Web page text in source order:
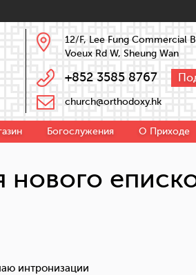
12/F, Lee Fung Commercial
Voeux Rd W, Sheung Wan
+852 3585 8767
church@orthodoxy.hk
Богослужения О Приходе
нового
интронизации